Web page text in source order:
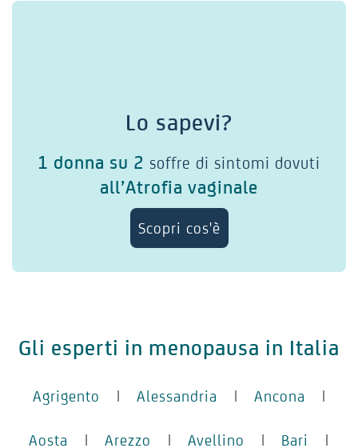
Lo sapevi?
1 donna su 2 soffre di sintomi dovuti
all’Atrofia vaginale
Scopri cos'è
Gli esperti in menopausa in Italia
Agrigento | Alessandria | Ancona |
Aosta | Arezzo | Avellino | Bari |